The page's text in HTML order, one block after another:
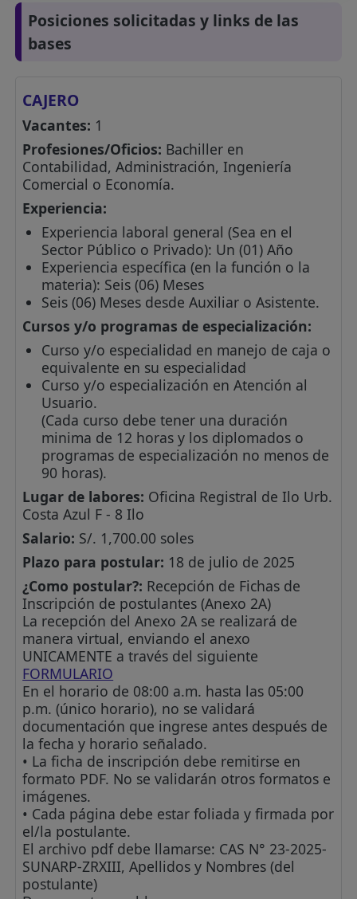
Posiciones solicitadas y links de las
bases
CAJERO
Vacantes: 1
Profesiones/Oficios: Bachiller en
Contabilidad, Administración, Ingeniería
Comercial o Economía.
Experiencia:
Experiencia laboral general (Sea en el
Sector Público o Privado): Un (01) Año
Experiencia específica (en la función o la
materia): Seis (06) Meses
Seis (06) Meses desde Auxiliar o Asistente.
Cursos y/o programas de especialización:
Curso y/o especialidad en manejo de caja o
equivalente en su especialidad
Curso y/o especialización en Atención al
Usuario.
(Cada curso debe tener una duración
minima de 12 horas y los diplomados o
programas de especialización no menos de
90 horas).
Lugar de labores: Oficina Registral de Ilo Urb.
Costa Azul F - 8 Ilo
Salario: S/. 1,700.00 soles
Plazo para postular: 18 de julio de 2025
¿Como postular?: Recepción de Fichas de
Inscripción de postulantes (Anexo 2A)
La recepción del Anexo 2A se realizará de
manera virtual, enviando el anexo
UNICAMENTE a través del siguiente
FORMULARIO
En el horario de 08:00 a.m. hasta las 05:00
p.m. (único horario), no se validará
documentación que ingrese antes después de
la fecha y horario señalado.
• La ficha de inscripción debe remitirse en
formato PDF. No se validarán otros formatos e
imágenes.
• Cada página debe estar foliada y firmada por
el/la postulante.
El archivo pdf debe llamarse: CAS N° 23-2025-
SUNARP-ZRXIII, Apellidos y Nombres (del
postulante)